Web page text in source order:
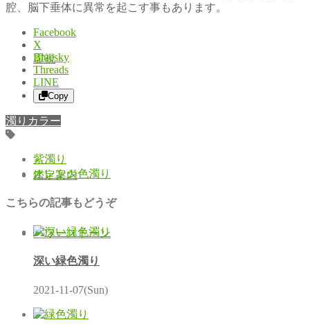
霊視
鑑定案内
パワーストーン
腔、脳下垂体に異常を起こす事もあります。
Facebook
X
Bluesky
Threads
LINE
Copy
濁りカラー
紫濁り
オレンジ色濁り
こちらの記事もどうぞ
深い緑色濁り
2021-11-07(Sun)